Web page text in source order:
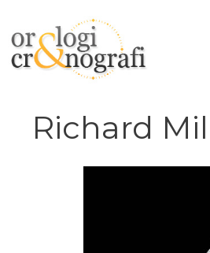
contenuto
Richard